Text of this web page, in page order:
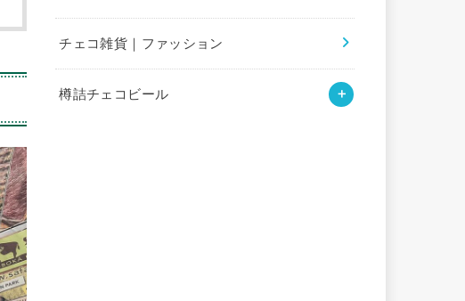
チェコ雑貨｜ファッション
樽詰チェコビール